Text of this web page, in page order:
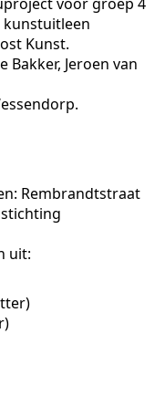
Kunst.
Bakker, Jeroen van
Rembrandtstraat
uit: